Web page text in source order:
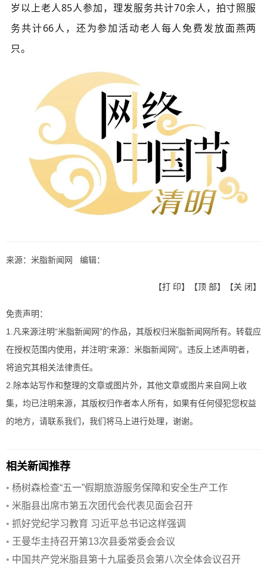
岁以上老人85人参加，理发服务共计70余人，拍寸照服
务共计66人，还为参加活动老人每人免费发放面燕两
只。
来源：米脂新闻网 编辑：
【打 印】【顶 部】【关 闭】
免责声明：
1.凡来源注明“米脂新闻网”的作品，其版权归米脂新闻网所有。转载应
在授权范围内使用，并注明“来源：米脂新闻网”。违反上述声明者，
将追究其相关法律责任。
2.除本站写作和整理的文章或图片外，其他文章或图片来自网上收
集，均已注明来源，其版权归作者本人所有，如果有任何侵犯您权益
的地方，请联系我们，我们将马上进行处理，谢谢。
相关新闻推荐
• 杨树森检查“五一”假期旅游服务保障和安全生产工作
• 米脂县出席市第五次团代会代表见面会召开
• 抓好党纪学习教育 习近平总书记这样强调
• 王曼华主持召开第13次县委常委会会议
• 中国共产党米脂县第十九届委员会第八次全体会议召开